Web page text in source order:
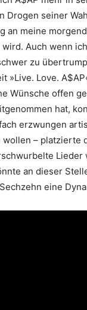
Drogen seiner
an meine
Auch wenn
zu
»Live. Love.
Wünsche offen
hat,
erzwungen
wollen – platzierte
Lieder
an dieser
eine